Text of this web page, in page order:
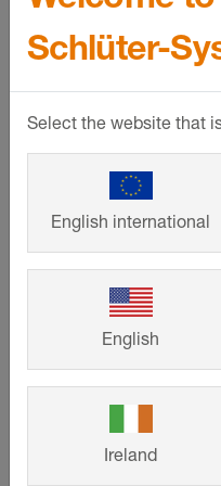
Lze individualizovat
Schlüter-
DESIGNBASE-
SL-AC
Kvalitní soklový
profil z barevně
lakovaného hliníku
ve dvou různých
výškách
Schlüter-
Select the website that
English international
English
Ireland